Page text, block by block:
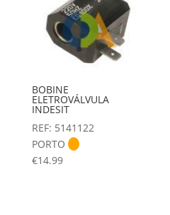
BOBINE
ELETROVÁLVULA
INDESIT
REF: 5141122
PORTO
€14.99